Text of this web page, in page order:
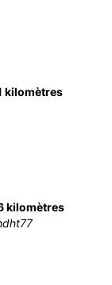
kilomètres
kilomètres